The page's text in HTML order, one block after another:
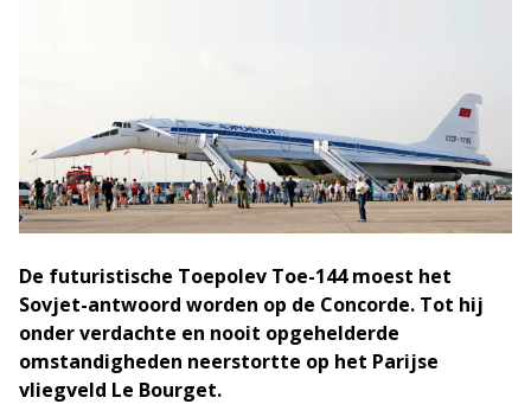
De futuristische Toepolev Toe-144 moest het
Sovjet-antwoord worden op de Concorde. Tot hij
onder verdachte en nooit opgehelderde
omstandigheden neerstortte op het Parijse
vliegveld Le Bourget.